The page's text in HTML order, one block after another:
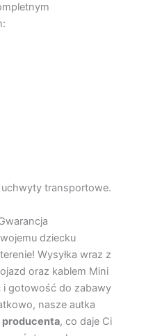
transportowe.
dziecku
Wysyłka wraz z
oraz kablem Mini
i gotowość do zabawy
nasze autka
producenta, co daje Ci